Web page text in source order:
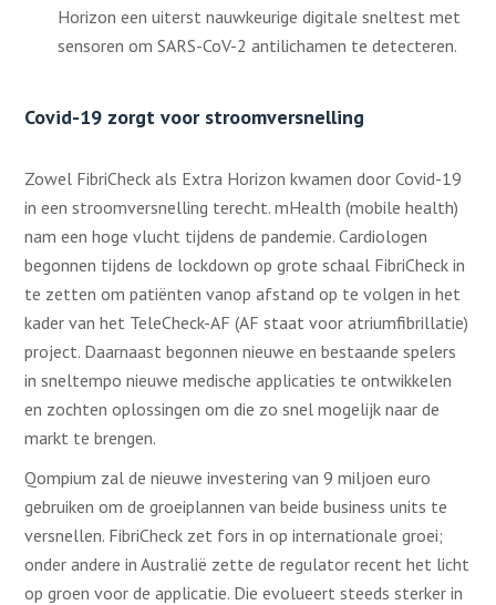
Horizon een uiterst nauwkeurige digitale sneltest met
sensoren om SARS-CoV-2 antilichamen te detecteren.
Covid-19 zorgt voor stroomversnelling
Zowel FibriCheck als Extra Horizon kwamen door Covid-19
in een stroomversnelling terecht. mHealth (mobile health)
nam een hoge vlucht tijdens de pandemie. Cardiologen
begonnen tijdens de lockdown op grote schaal FibriCheck in
te zetten om patiënten vanop afstand op te volgen in het
kader van het TeleCheck-AF (AF staat voor atriumfibrillatie)
project. Daarnaast begonnen nieuwe en bestaande spelers
in sneltempo nieuwe medische applicaties te ontwikkelen
en zochten oplossingen om die zo snel mogelijk naar de
markt te brengen.
Qompium zal de nieuwe investering van 9 miljoen euro
gebruiken om de groeiplannen van beide business units te
versnellen. FibriCheck zet fors in op internationale groei;
onder andere in Australië zette de regulator recent het licht
op groen voor de applicatie. Die evolueert steeds sterker in